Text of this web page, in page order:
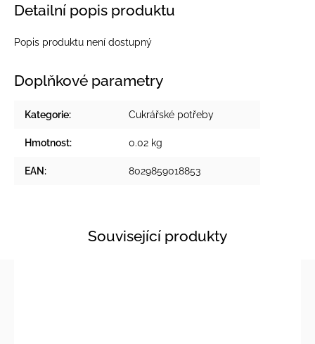
Detailní popis produktu
Popis produktu není dostupný
Doplňkové parametry
Kategorie: Cukrářské potřeby
Hmotnost: 0.02 kg
EAN: 8029859018853
Související produkty